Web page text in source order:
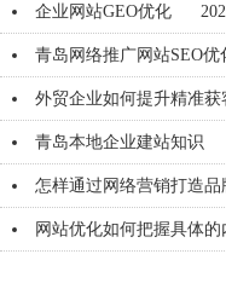
企业网站GEO优化
青岛网络推广网站SEO
外贸企业如何提升精准
青岛本地企业建站知识
怎样通过网络营销打造品
网站优化如何把握具体的